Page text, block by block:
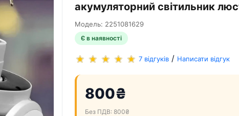
акумуляторний світильник
Модель: 2251081629
Є в наявності
7 відгуків / Написати відгук
800₴
Без ПДВ: 800₴